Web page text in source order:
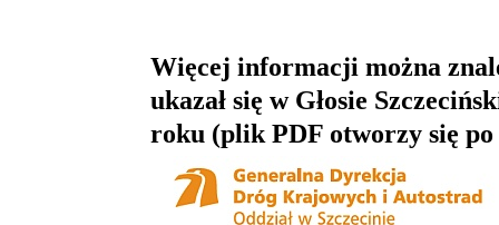
Więcej informacji można
ukazał się w Głosie
roku (plik PDF otworzy się